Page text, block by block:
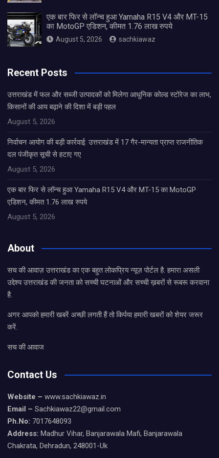
एक बार फिर से लॉन्च हुआ Yamaha R15 V4 और MT-15
का MotoGP एडिशन, कीमत 1.76 लाख रुपये
August 5, 2026 sachkiawaz
Recent Posts
उत्तराखंड में फल और सब्जी उत्पादकों को मिलेगा आधुनिक कोल्ड स्टोरेज का लाभ,
किसानों की आय बढ़ाने की दिशा में बड़ी पहल
August 5, 2026
निर्वाचन आयोग की बड़ी कार्रवाई: उत्तराखंड में 17 गैर-मान्यता प्राप्त राजनीतिक
दल पंजीकृत सूची से हटाए गए
August 5, 2026
एक बार फिर से लॉन्च हुआ Yamaha R15 V4 और MT-15 का MotoGP
एडिशन, कीमत 1.76 लाख रुपये
August 5, 2026
About
सच की आवाज़ उत्तराखंड का एक बहुत लोकप्रिय न्यूज़ पोर्टल है. हमारा असली
उद्देश्य उत्तराखंड की जनता को सच्ची घटनाओं और सच्ची ख़बरों से रूबरू करवाना
है.
अगर आपको हमारी खबरें अच्छी लगती हैं तो किर्पया हमारी खबरों को शेयर जरूर
करें.
सच की आवाज
Contact Us
Website – www.sachkiawaz.in
Email – Sachkiawaz22@gmail.com
Ph.No: 7017648093
Address: Madhur Vihar, Banjarawala Mafi, Banjarawala
Chakrata, Dehradun, 248001-Uk